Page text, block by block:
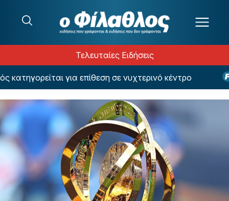
Τελευταίες Ειδήσεις
για επίθεση σε νυχτερινό κέντρο